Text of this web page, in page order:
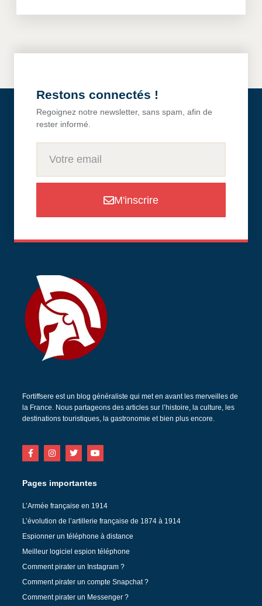
Restons connectés !
Regoignez notre newsletter, sans spam, afin de
rester informé.
M'inscrire
Fortiffsere est un blog généraliste qui met en avant les merveilles de
la France. Nous partageons des articles sur l’histoire, la culture, les
destinations touristiques, la gastronomie et bien plus encore.
Pages importantes
L’Armée française en 1914
L’évolution de l’artillerie française de 1874 à 1914
Espionner un téléphone à distance
Meilleur logiciel espion téléphone
Comment pirater un Instagram ?
Comment pirater un compte Snapchat ?
Comment pirater un Messenger ?